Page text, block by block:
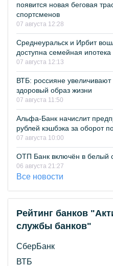
появится новая беговая
спортсменов
07 августа 12:28
Среднеуральск и Ирбит
доступна семейная ипотека
07 августа 12:13
ВТБ: россияне
здоровый образ жизни
07 августа 11:50
Альфа-Банк начислит
рублей кэшбэка за оборот
07 августа 10:00
ОТП Банк включён в белый
06 августа 21:27
Все новости
Рейтинг банков
службы банков"
СберБанк
ВТБ